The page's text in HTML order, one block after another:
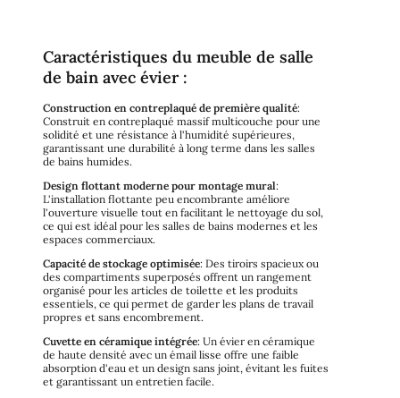
Caractéristiques du meuble de salle
de bain avec évier :
Construction en contreplaqué de première qualité:
Construit en contreplaqué massif multicouche pour une
solidité et une résistance à l'humidité supérieures,
garantissant une durabilité à long terme dans les salles
de bains humides.
Design flottant moderne pour montage mural:
L'installation flottante peu encombrante améliore
l'ouverture visuelle tout en facilitant le nettoyage du sol,
ce qui est idéal pour les salles de bains modernes et les
espaces commerciaux.
Capacité de stockage optimisée: Des tiroirs spacieux ou
des compartiments superposés offrent un rangement
organisé pour les articles de toilette et les produits
essentiels, ce qui permet de garder les plans de travail
propres et sans encombrement.
Cuvette en céramique intégrée: Un évier en céramique
de haute densité avec un émail lisse offre une faible
absorption d'eau et un design sans joint, évitant les fuites
et garantissant un entretien facile.